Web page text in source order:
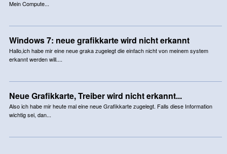
Mein Compute...
Windows 7: neue grafikkarte wird nicht erkannt
Hallo,ich habe mir eine neue graka zugelegt die einfach nicht von meinem system
erkannt werden will....
Neue Grafikkarte, Treiber wird nicht erkannt...
Also ich habe mir heute mal eine neue Grafikkarte zugelegt. Falls diese Information
wichtig sei, dan...